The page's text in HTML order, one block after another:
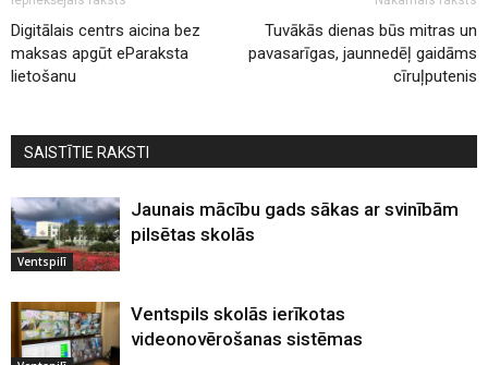
Digitālais centrs aicina bez
maksas apgūt eParaksta
lietošanu
Tuvākās dienas būs mitras un
pavasarīgas, jaunnedēļ gaidāms
cīruļputenis
SAISTĪTIE RAKSTI
Ventspilī
Jaunais mācību gads sākas ar svinībām
pilsētas skolās
Ventspils skolās ierīkotas
videonovērošanas sistēmas